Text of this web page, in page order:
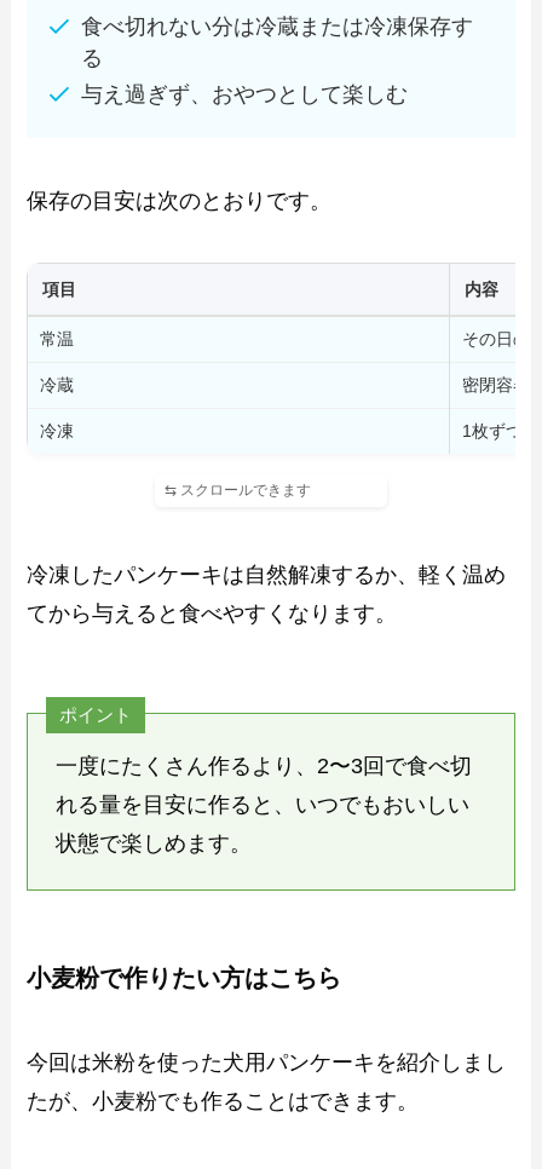
食べ切れない分は冷蔵または冷凍保存す
る
与え過ぎず、おやつとして楽しむ
保存の目安は次のとおりです。
項目 内容
常温 その日の
冷蔵 密閉容器
冷凍 1枚ずつ
冷凍したパンケーキは自然解凍するか、軽く温め
てから与えると食べやすくなります。
ポイント
一度にたくさん作るより、2〜3回で食べ切
れる量を目安に作ると、いつでもおいしい
状態で楽しめます。
小麦粉で作りたい方はこちら
今回は米粉を使った犬用パンケーキを紹介しまし
たが、小麦粉でも作ることはできます。